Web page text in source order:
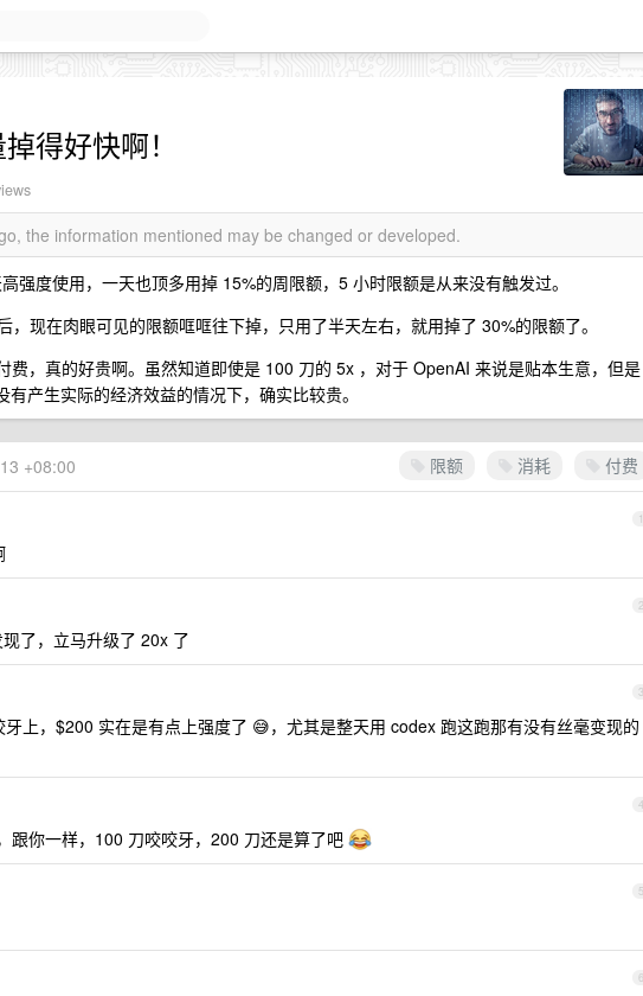
得好快啊！
the information mentioned may be changed or developed.
强度使用，一天也顶多用掉 15%的周限额，5 小时限额是从来没有触发过。
现在肉眼可见的限额哐哐往下掉，只用了半天左右，就用掉了 30%的限额了。
费，真的好贵啊。虽然知道即使是 100 刀的 5x ，对于 OpenAI 来说是贴本生意，但是
产生实际的经济效益的情况下，确实比较贵。
限额 消耗 付费
+08:00
1
2
了，立马升级了 20x 了
3
上，$200 实在是有点上强度了 😅，尤其是整天用 codex 跑这跑那有没有丝毫变现的
4
跟你一样，100 刀咬咬牙，200 刀还是算了吧
5
6